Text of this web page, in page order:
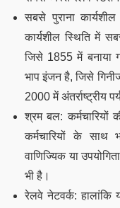
सबसे पुराना
कार्यशील स्थिति में
जिसे 1855 में बनाया
भाप इंजन है, जिसे
2000 में अंतर्राष्ट्रीय
श्रम बल:
कर्मचारियों के साथ
वाणिज्यिक या
भी है।
रेलवे नेटवर्क: हालांकि